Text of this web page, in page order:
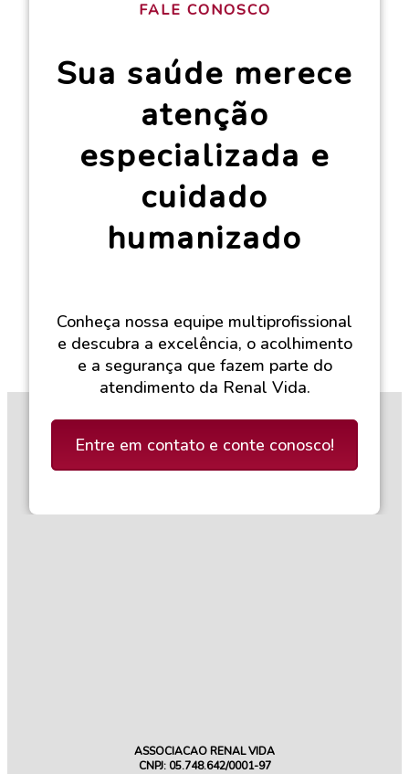
FALE CONOSCO
Sua saúde merece
atenção
especializada e
cuidado
humanizado
Conheça nossa equipe multiprofissional
e descubra a excelência, o acolhimento
e a segurança que fazem parte do
atendimento da Renal Vida.
Entre em contato e conte conosco!
ASSOCIACAO RENAL VIDA
CNPJ: 05.748.642/0001-97